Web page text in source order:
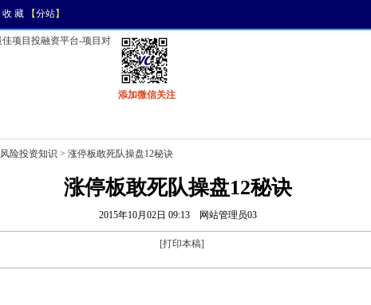
收 藏 【分站】
添加微信关注
风险投资知识 > 涨停板敢死队操盘12秘诀
涨停板敢死队操盘12秘诀
2015年10月02日 09:13 网站管理员03
[打印本稿]